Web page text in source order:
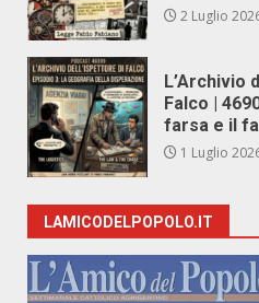
2 Luglio
L’Archivio
Falco |
farsa e il
1 Luglio
LAMICODELPOPOLO.IT